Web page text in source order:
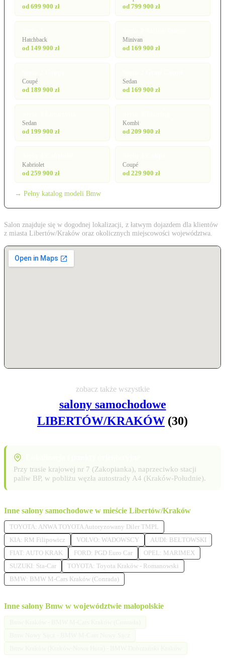
od 699 900 zł od 799 900 zł
Hatchback
od 149 900 zł
Minivan
od 169 900 zł
Coupé
od 189 900 zł
Sedan
od 169 900 zł
Sedan
od 199 900 zł
Kombi
od 209 900 zł
Kabriolet
od 259 900 zł
Coupé
od 229 900 zł
→ Pełny katalog modeli Bmw
Salon znajduje się w dogodnej lokalizacji, z łatwym dojazdem dla klientów
z miasta Libertów/Kraków oraz okolicznych miejscowości województwa.
zobacz także wszystkie
salony samochodowe
LIBERTÓW/KRAKÓW (30)
Przy trasie krajowej nr 7 (Zakopianka), naprzeciwko stacji
paliw BP, w pobliżu węzła autostrady A4 (Kraków-Południe).
Inne salony samochodowe w mieście Libertów/Kraków
TOYOTA: ANWA TOYOTA Autoryzowany Diler TMPL
KIA: RM Filipowicz
VOLVO: WADOWSCY
AUDI: BEŁTOWSKI
FIAT: AUTO KRAK
FORD: PGD Euro Car
OPEL: MARIMEX
SUZUKI: Sta-Car
TOYOTA: Toyota Kraków - Romanowski
BMW: BMW M-Cars Kraków (Conrada)
Inne salony Bmw w województwie małopolskie